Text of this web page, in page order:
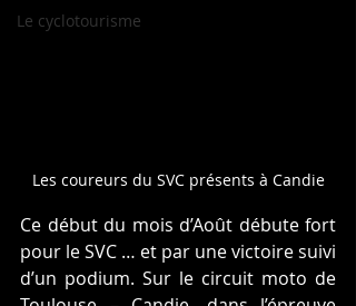
Le cyclotourisme
Les coureurs du SVC présents à Candie
Ce début du mois d’Août débute fort
pour le SVC … et par une victoire suivi
d’un podium. Sur le circuit moto de